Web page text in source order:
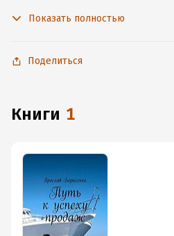
к интернету.
Показать полностью
Поделиться
книги 1